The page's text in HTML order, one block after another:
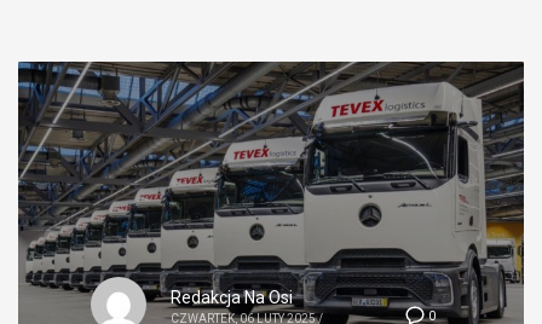
0
Redakcja Na Osi
CZWARTEK, 06 LUTY 2025/